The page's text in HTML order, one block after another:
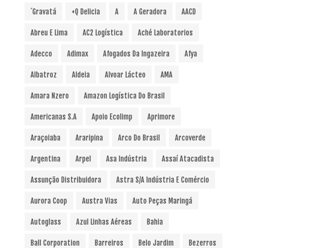
´Gravatá +Q Delicia A A Geradora AACD
Abreu E Lima AC2 Logística Aché Laboratorios
Adecco Adimax Afogados Da Ingazeira Afya
Albatroz Aldeia Alvoar Lácteo AMA
Amara Nzero Amazon Logística Do Brasil
Americanas S.A Apoio Ecolimp Aprimore
Araçoiaba Araripina Arco Do Brasil Arcoverde
Argentina Arpel Asa Indústria Assaí Atacadista
Assunção Distribuidora Astra S/A Indústria E Comércio
Aurora Coop Austra Vias Auto Peças Maringá
Autoglass Azul Linhas Aéreas Bahia
Ball Corporation Barreiros Belo Jardim Bezerros